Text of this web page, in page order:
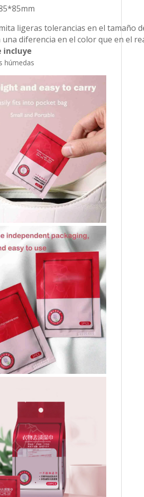
ligeras tolerancias en el tamaño
diferencia en el color que en el
incluye
húmedas